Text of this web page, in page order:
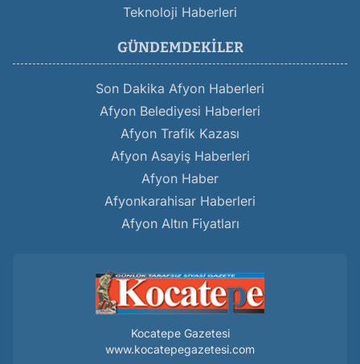
Teknoloji Haberleri
GÜNDEMDEKILER
Son Dakika Afyon Haberleri
Afyon Belediyesi Haberleri
Afyon Trafik Kazası
Afyon Asayiş Haberleri
Afyon Haber
Afyonkarahisar Haberleri
Afyon Altın Fiyatları
Kocatepe Gazetesi
www.kocatepegazetesi.com